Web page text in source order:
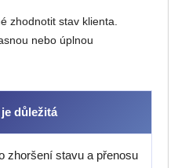
zhodnotit stav klienta.
nebo úplnou
důležitá
zhoršení stavu a přenosu